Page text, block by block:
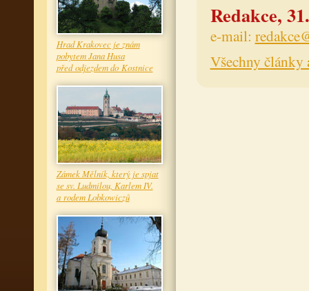
Hrad Krakovec je znám
pobytem Jana Husa
před odjezdem do Kostnice
Zámek Mělník, který je spjat
se sv. Ludmilou, Karlem IV.
a rodem Lobkowiczů
Redakce,
e-mail:
Všechny články